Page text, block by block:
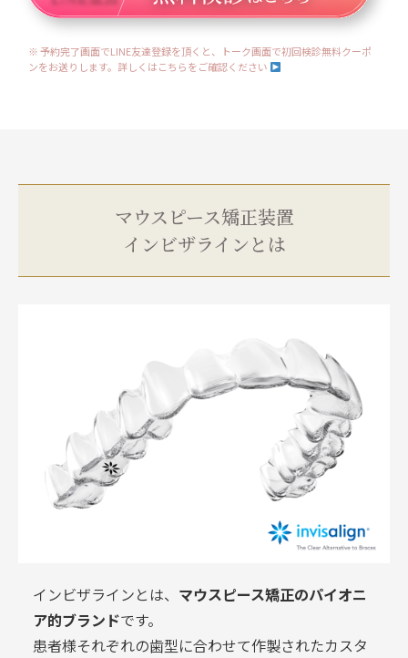
※ 予約完了画面でLINE友達登録を頂くと、トーク画面で初回検診無料クーポ
ンをお送りします。詳しくはこちらをご確認ください
マウスピース矯正装置
インビザラインとは
インビザラインとは、 マウスピース矯正のパイオニ
ア的ブランドです。
患者様それぞれの歯型に合わせて作製されたカスタ